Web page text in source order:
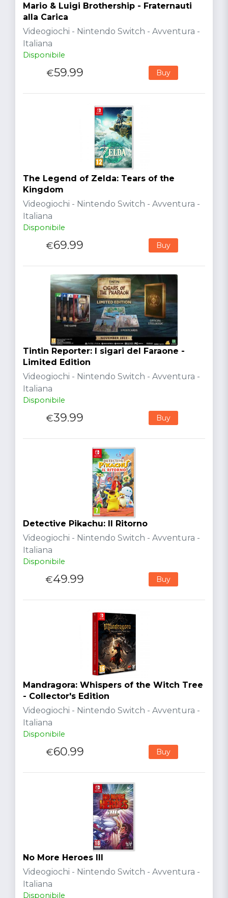
Mario & Luigi Brothership - Fraternauti
alla Carica
Videogiochi - Nintendo Switch - Avventura -
Italiana
Disponibile
€59.99 Buy
The Legend of Zelda: Tears of the
Kingdom
Videogiochi - Nintendo Switch - Avventura -
Italiana
Disponibile
€69.99 Buy
Tintin Reporter: I sigari del Faraone -
Limited Edition
Videogiochi - Nintendo Switch - Avventura -
Italiana
Disponibile
€39.99 Buy
Detective Pikachu: Il Ritorno
Videogiochi - Nintendo Switch - Avventura -
Italiana
Disponibile
€49.99 Buy
Mandragora: Whispers of the Witch Tree
- Collector's Edition
Videogiochi - Nintendo Switch - Avventura -
Italiana
Disponibile
€60.99 Buy
No More Heroes III
Videogiochi - Nintendo Switch - Avventura -
Italiana
Disponibile